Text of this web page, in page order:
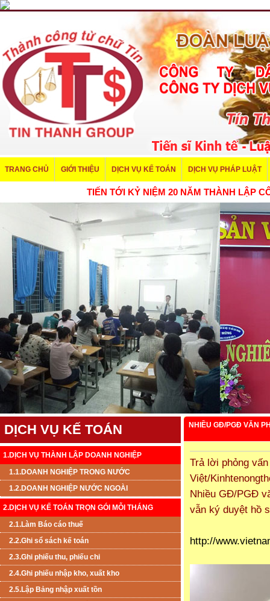
TRANG CHỦ GIỚI THIỆU DỊCH VỤ KẾ TOÁN DỊCH VỤ PHÁP LUẬT
TIẾN TỚI KỶ NIỆM 20 NĂM THÀNH
DỊCH VỤ KẾ TOÁN
1.DỊCH VỤ THÀNH LẬP DOANH NGHIỆP
1.1.DOANH NGHIỆP TRONG NƯỚC
1.2.DOANH NGHIỆP NƯỚC NGOÀI
2.DỊCH VỤ KẾ TOÁN TRỌN GÓI MỖI THÁNG
2.1.Làm Báo cáo thuế
2.2.Ghi sổ sách kế toán
2.3.Ghi phiếu thu, phiếu chi
2.4.Ghi phiếu nhập kho, xuất kho
2.5.Lập Bảng nhập xuất tồn
NHIỀU GĐ/PGĐ VĂN
Trả lời phỏng
Việt/
Nhiều GĐ/PGĐ
vẫn ký duyệt hồ
http://